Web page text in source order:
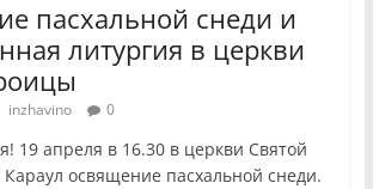
пасхальной снеди и
литургия в церкви
inzhavino 0
19 апреля в 16.30 в церкви Святой
освящение пасхальной снеди.